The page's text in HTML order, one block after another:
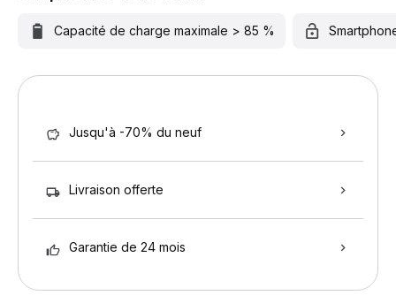
Capacité de charge maximale > 85 %
Jusqu'à -70% du neuf
Livraison offerte
Garantie de 24 mois